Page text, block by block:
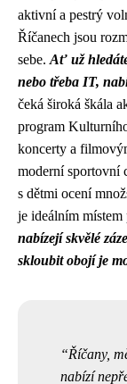
aktivní a pestrý
Říčanech jsou
sebe. Ať už
nebo třeba IT,
čeká široká škála
program
koncerty a
moderní sportovní
s dětmi ocení
je ideálním
nabízejí skvělé
skloubit obojí je
Říčany,
nabízí